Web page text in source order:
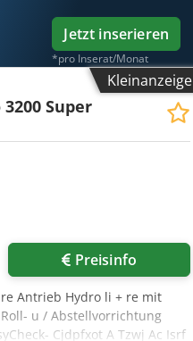
Jetzt inserieren
*pro Inserat/Monat
Kleinanzeige
3200 Super
Preisinfo
Antrieb Hydro li + re mit
u / Abstellvorrichtung
Cjdpfxot A Tzwj Ac Isrf